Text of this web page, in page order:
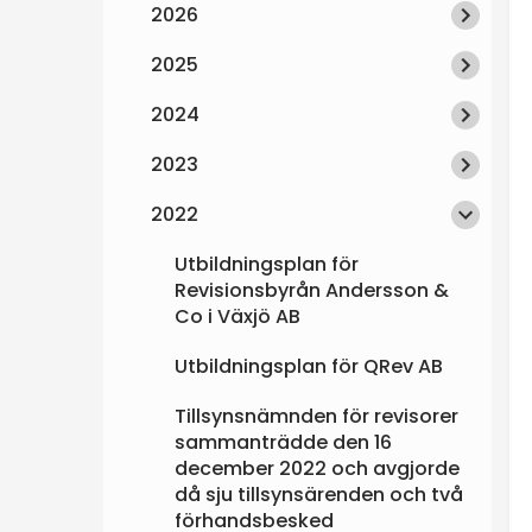
2026
2025
2024
2023
2022
Utbildningsplan för
Revisionsbyrån Andersson &
Co i Växjö AB
Utbildningsplan för QRev AB
Tillsynsnämnden för revisorer
sammanträdde den 16
december 2022 och avgjorde
då sju tillsynsärenden och två
förhandsbesked